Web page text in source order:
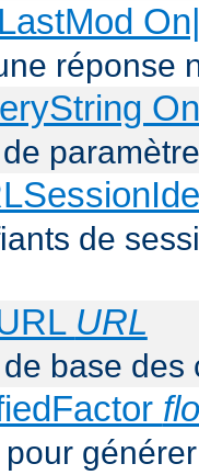
réponse
de
URL
base